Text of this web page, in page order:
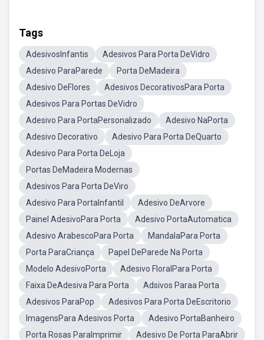
Tags
AdesivosInfantis
Adesivos Para Porta DeVidro
Adesivo ParaParede
Porta DeMadeira
Adesivo DeFlores
Adesivos DecorativosPara Porta
Adesivos Para Portas DeVidro
Adesivo Para PortaPersonalizado
Adesivo NaPorta
Adesivo Decorativo
Adesivo Para Porta DeQuarto
Adesivo Para Porta DeLoja
Portas DeMadeira Modernas
Adesivos Para Porta DeViro
Adesivo Para PortaInfantil
Adesivo DeArvore
Painel AdesivoPara Porta
Adesivo PortaAutomatica
Adesivo ArabescoPara Porta
MandalaPara Porta
Porta ParaCriança
Papel DeParede Na Porta
Modelo AdesivoPorta
Adesivo FloralPara Porta
Faixa DeAdesiva Para Porta
Adsivos Paraa Porta
Adesivos ParaPop
Adesivos Para Porta DeEscritorio
ImagensPara Adesivos Porta
Adesivo PortaBanheiro
Porta Rosas ParaImprimir
Adesivo De Porta ParaAbrir